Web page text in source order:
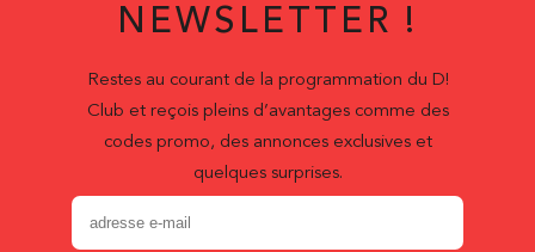
NEWSLETTER !
Restes au courant de la programmation du D!
Club et reçois pleins d’avantages comme des
codes promo, des annonces exclusives et
quelques surprises.